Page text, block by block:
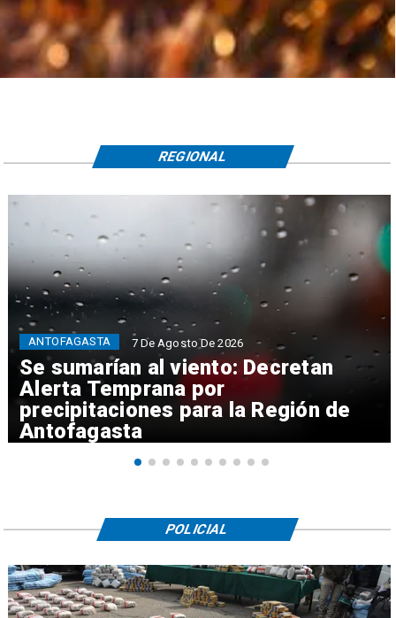
Se sumarían al viento: Decretan
Alerta Temprana por
precipitaciones para la Región de
Antofagasta
ANTOFAGASTA 7 De Agosto De 2026
REGIONAL
POLICIAL